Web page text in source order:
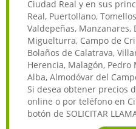
Ciudad Real y en sus
Real, Puertollano,
Valdepeñas, Manzanares,
Miguelturra, Campo de
Bolaños de Calatrava,
Herencia, Malagón,
Alba, Almodóvar del
Si desea obtener precios
online o por teléfono en
botón de SOLICITAR